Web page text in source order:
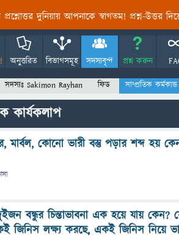
প্রশ্নোত্তর দুনিয়ায় আপনাকে স্বাগতম! প্রশ্ন-উত্তর
অনুত্তরিত বিভাগসমূহ সদস্যবৃন্দ প্রশ্ন করুন
সদস্যঃ Sakimon Rayhan ফিড সাম্প্রতিক কর্মকান্ড
কার্যকলাপ
মার্বল, কোনো ভারী বস্তু পড়ার শব্দ হয়
বন্ধুর চিন্তাভাবনা এক হয়ে যায় কেন?
লক্ষ্য করছে, একই জিনিস নিয়ে